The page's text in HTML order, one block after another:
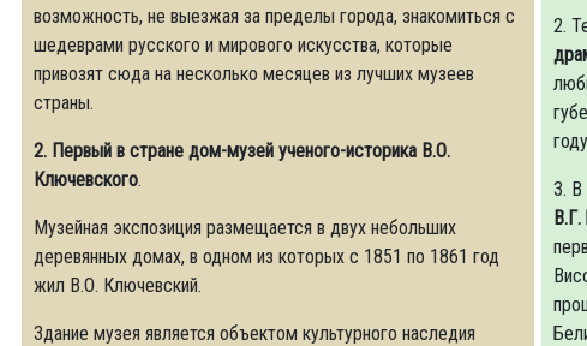
возможность, не выезжая за пределы города, знакомиться с
шедеврами русского и мирового искусства, которые
привозят сюда на несколько месяцев из лучших музеев
страны.
2. Первый в стране дом-музей ученого-историка В.О.
Ключевского.
Музейная экспозиция размещается в двух небольших
деревянных домах, в одном из которых с 1851 по 1861 год
жил В.О. Ключевский.
Здание музея является объектом культурного наследия
2.
3. В
В.Г.